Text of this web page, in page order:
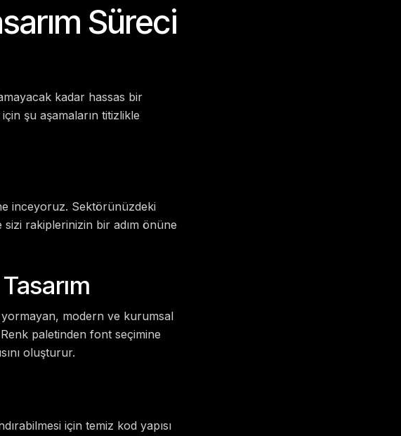
Süreci
kadar hassas bir
şu aşamaların titizlikle
inceyoruz. Sektörünüzdeki
rakiplerinizin bir adım önüne
yormayan, modern ve kurumsal
paletinden font seçimine
oluşturur.
için temiz kod yapısı